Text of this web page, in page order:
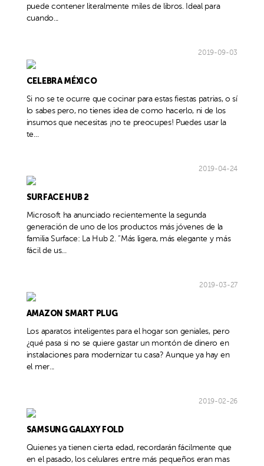
puede contener literalmente miles de libros. Ideal para
cuando...
2019-09-03
CELEBRA MÉXICO
Si no se te ocurre que cocinar para estas fiestas patrias, o sí
lo sabes pero, no tienes idea de como hacerlo, ni de los
insumos que necesitas ¡no te preocupes! Puedes usar la
te...
2019-04-24
SURFACE HUB 2
Microsoft ha anunciado recientemente la segunda
generación de uno de los productos más jóvenes de la
familia Surface: La Hub 2. “Más ligera, más elegante y más
fácil de us...
2019-03-27
AMAZON SMART PLUG
Los aparatos inteligentes para el hogar son geniales, pero
¿qué pasa si no se quiere gastar un montón de dinero en
instalaciones para modernizar tu casa? Aunque ya hay en
el mer...
2019-02-26
SAMSUNG GALAXY FOLD
Quienes ya tienen cierta edad, recordarán fácilmente que
en el pasado, los celulares entre más pequeños eran mas